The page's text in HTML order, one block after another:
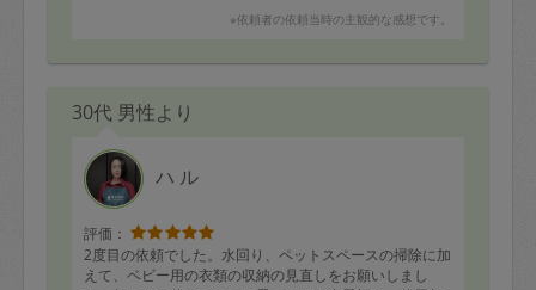
※依頼者の依頼当時の主観的な感想です。
30代 男性より
ハ ル
評価：
2度目の依頼でした。水回り、ペットスペースの掃除に加
えて、ベビー用の衣類の収納の見直しをお願いしまし